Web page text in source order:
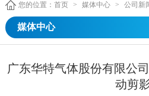
您的位置： 首页 > 媒体中心 > 公司新
媒体中心
广东华特气体股份有限公
动剪